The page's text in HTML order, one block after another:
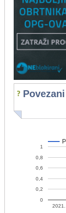
2021.
0
0,2
0,4
0,6
0,8
1